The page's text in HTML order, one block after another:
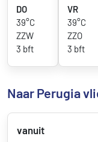
DO
39°C
ZZW
3 bft
VR
39°C
ZZO
3 bft
Naar Perugia
vanuit